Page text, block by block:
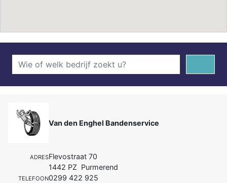
Van den Enghel Bandenservice
ADRESFlevostraat 70
1442 PZ Purmerend
TELEFOON0299 422 925